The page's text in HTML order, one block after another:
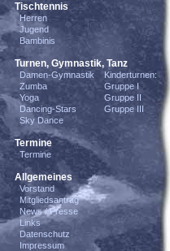
Tischtennis
Herren
Jugend
Bambinis
Turnen, Gymnastik, Tanz
Damen-Gymnastik
Zumba
Yoga
Dancing-Stars
Sky Dance
Kinderturnen:
Gruppe I
Gruppe II
Gruppe III
Termine
Termine
Allgemeines
Vorstand
Mitgliedsantrag
News / Presse
Links
Datenschutz
Impressum